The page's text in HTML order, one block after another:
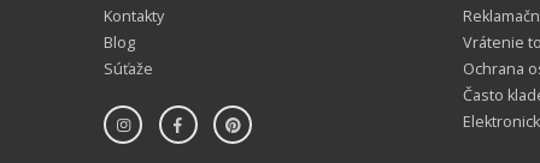
Kontakty
Blog
Súťaže
Vrátenie
Ochrana
Často